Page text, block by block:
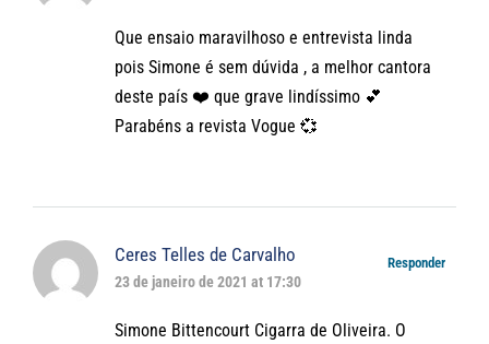
Que ensaio maravilhoso e entrevista linda
pois Simone é sem dúvida , a melhor cantora
deste país ❤️ que grave lindíssimo 💕
Parabéns a revista Vogue 💞
Ceres Telles de Carvalho
23 de janeiro de 2021 at 17:30
Responder
Simone Bittencourt Cigarra de Oliveira. O